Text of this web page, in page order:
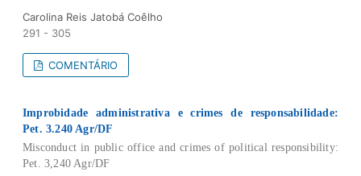
Carolina Reis Jatobá Coêlho
291 - 305
COMENTÁRIO
Improbidade administrativa e crimes de responsabilidade:
Pet. 3.240 Agr/DF
Misconduct in public office and crimes of political responsibility:
Pet. 3,240 Agr/DF